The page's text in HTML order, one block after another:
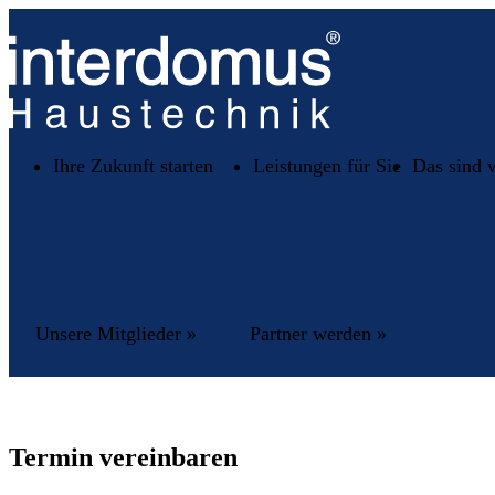
Ihre Zukunft starten Leistungen für Sie Das sind
Unsere Mitglieder » Partner werden »
Termin vereinbaren